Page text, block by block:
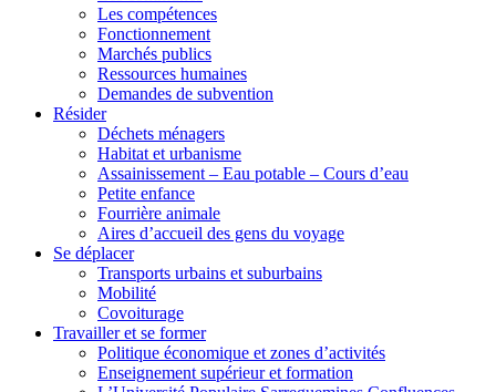
Les compétences
Fonctionnement
Marchés publics
Ressources humaines
Demandes de subvention
Résider
Déchets ménagers
Habitat et urbanisme
Assainissement – Eau potable – Cours d’eau
Petite enfance
Fourrière animale
Aires d’accueil des gens du voyage
Se déplacer
Transports urbains et suburbains
Mobilité
Covoiturage
Travailler et se former
Politique économique et zones d’activités
Enseignement supérieur et formation